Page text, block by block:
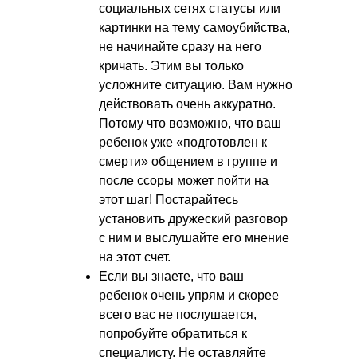
социальных сетях статусы или
картинки на тему самоубийства,
не начинайте сразу на него
кричать. Этим вы только
усложните ситуацию. Вам нужно
действовать очень аккуратно.
Потому что возможно, что ваш
ребенок уже «подготовлен к
смерти» общением в группе и
после ссоры может пойти на
этот шаг! Постарайтесь
установить дружеский разговор
с ним и выслушайте его мнение
на этот счет.
Если вы знаете, что ваш
ребенок очень упрям и скорее
всего вас не послушается,
попробуйте обратиться к
специалисту. Не оставляйте